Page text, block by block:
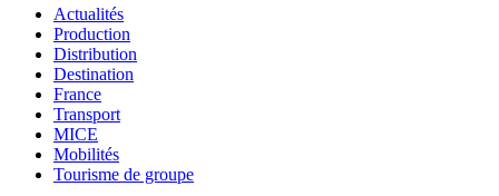
Actualités
Production
Distribution
Destination
France
Transport
MICE
Mobilités
Tourisme de groupe